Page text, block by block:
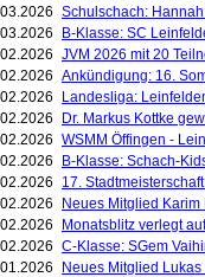
Schulschach:
B-Klasse: SC
JVM 2026 mit 20
Ankündigung: 16.
Landesliga:
Dr. Markus Kottke
WSMM Öffingen -
B-Klasse: Schach-
17.
Neues Mitglied Karim
Monatsblitz verlegt
C-Klasse: SGem
Neues Mitglied Lukas